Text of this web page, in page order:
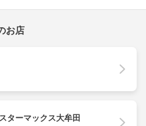
お店
ターマックス大牟田